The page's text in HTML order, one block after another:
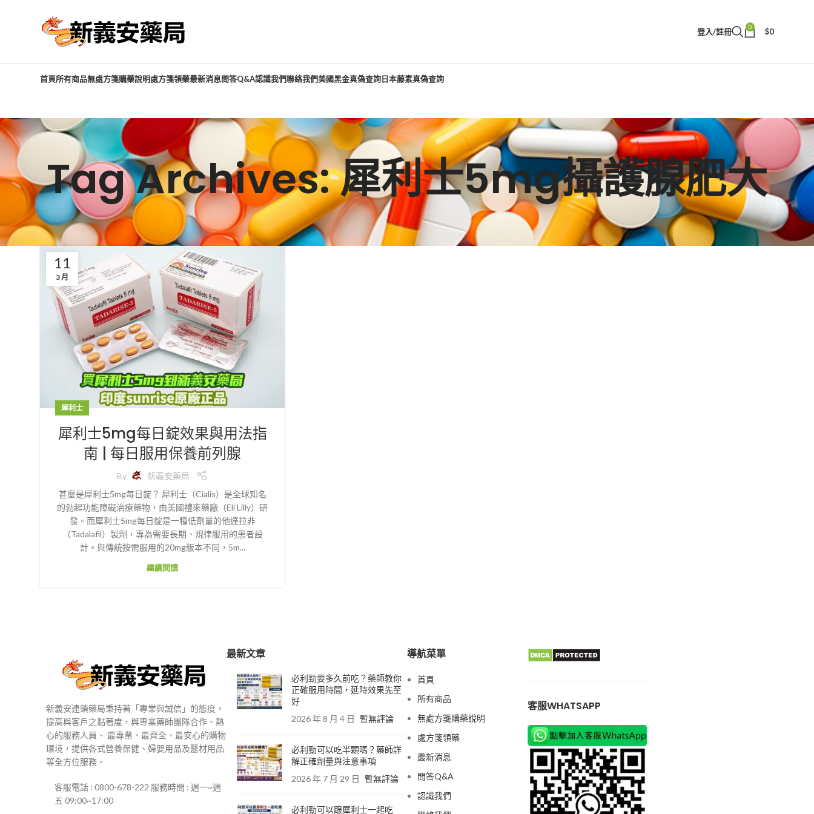
登入/註冊 0 $0
首頁所有商品無處方箋購藥說明處方箋領藥最新消息問答Q&A認識我們聯絡我們美國黑金真偽查詢日本藤素真偽查詢
Tag Archives: 犀利士5mg攝護腺肥大
11
3 月
犀利士
犀利士5mg每日錠效果與用法指
南 | 每日服用保養前列腺
By
新義安藥局
甚麼是犀利士5mg每日錠？ 犀利士（Cialis）是全球知名
的勃起功能障礙治療藥物，由美國禮來藥廠（Eli Lilly）研
發。而犀利士5mg每日錠是一種低劑量的他達拉非
（Tadalafil）製劑，專為需要長期、規律服用的患者設
計。與傳統按需服用的20mg版本不同，5m...
繼續閱讀
新義安連鎖藥局秉持著「專業與誠信」的態度，
提高與客戶之黏著度，與專業藥師團隊合作、熱
心的服務人員、 最專業、最齊全、最安心的購物
環境，提供各式營養保健、婦嬰用品及醫材用品
等全方位服務。
客服電話 : 0800-678-222 服務時間 : 週一~週
五 09:00~17:00
最新文章
必利勁要多久前吃？藥師教你
正確服用時間，延時效果先至
好
2026 年 8 月 4 日 暫無評論
必利勁可以吃半顆嗎？藥師詳
解正確劑量與注意事項
2026 年 7 月 29 日 暫無評論
必利勁可以跟犀利士一起吃
導航菜單
首頁
所有商品
無處方箋購藥說明
處方箋領藥
最新消息
問答Q&A
認識我們
客服WHATSAPP